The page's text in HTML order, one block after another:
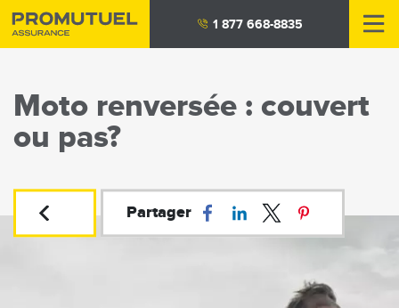
Aller
au
1 877 668-8835
Moto renversée : couvert
ou pas?
Partager